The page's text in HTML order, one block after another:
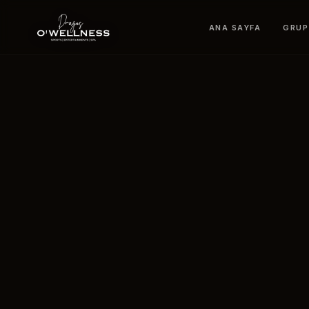
ANA SAYFA